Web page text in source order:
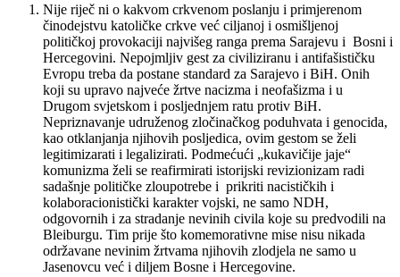
Nije riječ ni o kakvom crkvenom poslanju i primjerenom
činodejstvu katoličke crkve već ciljanoj i osmišljenoj
političkoj provokaciji najvišeg ranga prema Sarajevu i Bosni i
Hercegovini. Nepojmljiv gest za civiliziranu i antifašističku
Evropu treba da postane standard za Sarajevo i BiH. Onih
koji su upravo najveće žrtve nacizma i neofašizma i u
Drugom svjetskom i posljednjem ratu protiv BiH.
Nepriznavanje udruženog zločinačkog poduhvata i genocida,
kao otklanjanja njihovih posljedica, ovim gestom se želi
legitimizarati i legalizirati. Podmećući „kukavičije jaje“
komunizma želi se reafirmirati istorijski revizionizam radi
sadašnje političke zloupotrebe i prikriti nacističkih i
kolaboracionistički karakter vojski, ne samo NDH,
odgovornih i za stradanje nevinih civila koje su predvodili na
Bleiburgu. Tim prije što komemorativne mise nisu nikada
održavane nevinim žrtvama njihovih zlodjela ne samo u
Jasenovcu već i diljem Bosne i Hercegovine.